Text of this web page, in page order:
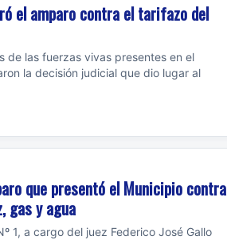
el amparo contra el tarifazo del
de las fuerzas vivas presentes en el
la decisión judicial que dio lugar al
que presentó el Municipio contra
gas y agua
1, a cargo del juez Federico José Gallo